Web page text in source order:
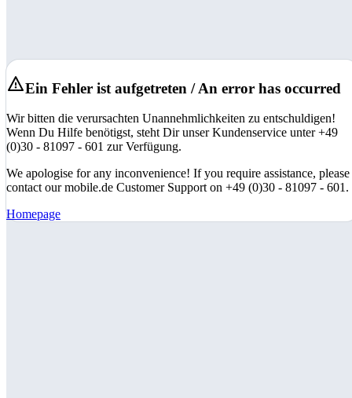
Ein Fehler ist aufgetreten / An error has occurred
Wir bitten die verursachten Unannehmlichkeiten zu entschuldigen!
Wenn Du Hilfe benötigst, steht Dir unser Kundenservice unter +49
(0)30 - 81097 - 601 zur Verfügung.
We apologise for any inconvenience! If you require assistance, please
contact our mobile.de Customer Support on +49 (0)30 - 81097 - 601.
Homepage